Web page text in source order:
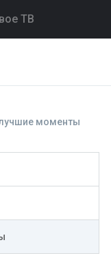
ТВ
моменты